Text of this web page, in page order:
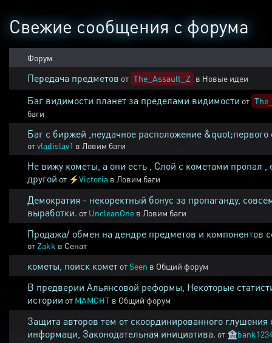
Свежие сообщения с форума
Форум
Передача предметов от The_Assault_Z в Новые идеи
Баг видимости планет за пределами видимости от
баги
Баг с биржей ,неудачное расположение
отvladislav1 в Ловим баги
Не вижу кометы, а они есть , Слой с кометами пропал ,
другой от ⚡Victoria в Ловим баги
Демократия - некоректный бонус за пропаганду,
выработки. от UncleanOne в Ловим баги
Продажа/ обмен на дендре предметов и компонентов
от Zakk в Сенат
кометы, поиск комет отSeen в Общий форум
В предверии Альянсовой реформы, Некоторые
истории от MAMOHT в Общий форум
Защита авторов тем от скоординированного глушения
информаци, Законодательная инициатива. от 🏦